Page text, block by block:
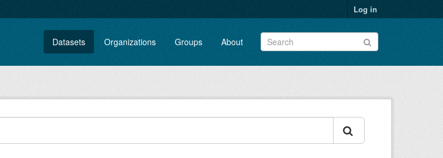
Log in
Datasets Organizations Groups About